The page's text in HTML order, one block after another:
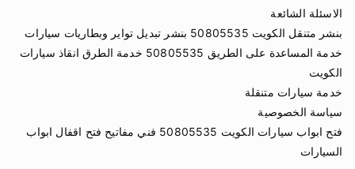
الاسئلة الشائعة
بنشر متنقل الكويت 50805535 بنشر تبديل تواير وبطاريات سيارات
خدمة المساعدة على الطريق 50805535 خدمة الطرق انقاذ سيارات
الكويت
خدمة سيارات متنقلة
سياسة الخصوصية
فتح ابواب سيارات الكويت 50805535 فني مفاتيح فتح اقفال ابواب
السيارات